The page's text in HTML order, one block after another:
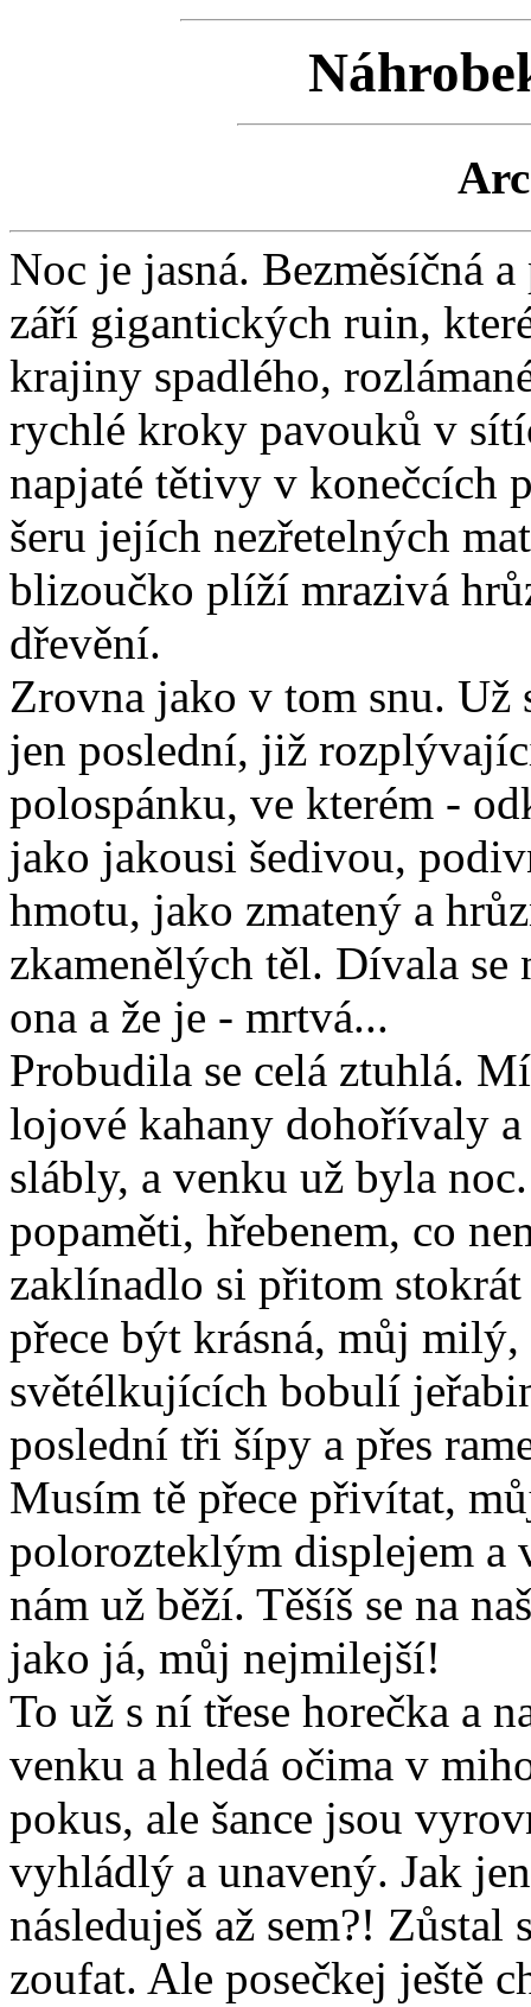
Noc je jasná. Bezměsíčná
září gigantických ruin,
krajiny spadlého,
rychlé kroky pavouků v
napjaté tětivy v konečcích
šeru jejích nezřetelných
blizoučko plíží mrazivá
dřevění.
Zrovna jako v tom snu. Už
jen poslední, již
polospánku, ve kterém -
jako jakousi šedivou,
hmotu, jako zmatený a
zkamenělých těl. Dívala se
ona a že je - mrtvá...
Probudila se celá ztuhlá.
lojové kahany dohořívaly
slábly, a venku už byla
popaměti, hřebenem, co
zaklínadlo si přitom
přece být krásná, můj
světélkujících bobulí
poslední tři šípy a přes
Musím tě přece přivítat,
polorozteklým displejem a
nám už běží. Těšíš se na
jako já, můj nejmilejší!
To už s ní třese horečka a
venku a hledá očima v
pokus, ale šance jsou
vyhládlý a unavený. Jak
následuješ až sem?! Zůstal
zoufat. Ale posečkej ještě